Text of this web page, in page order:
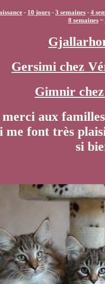
- 10 jours - 3 semaines - 4
8 semaines~
Gersimi chez
Gimnir
aux
me font très
si